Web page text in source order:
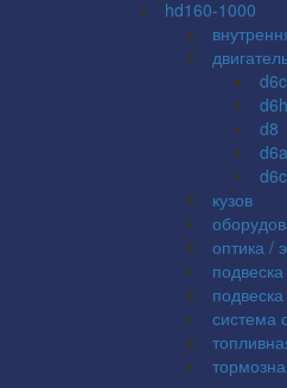
hd160-1000
d8
кузов
оптика /
подвеска
система